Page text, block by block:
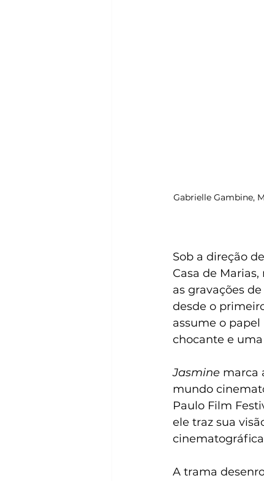
Gabrielle Gambine,
Sob a direção
Casa de
as gravações de
desde o
assume o
chocante e
Jasmine marca
mundo
Paulo Film
ele traz sua
A trama